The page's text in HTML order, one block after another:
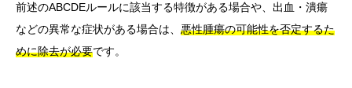
前述のABCDEルールに該当する特徴がある場合や、出血・潰瘍
などの異常な症状がある場合は、 悪性腫瘍の可能性を否定するた
めに除去が必要です。